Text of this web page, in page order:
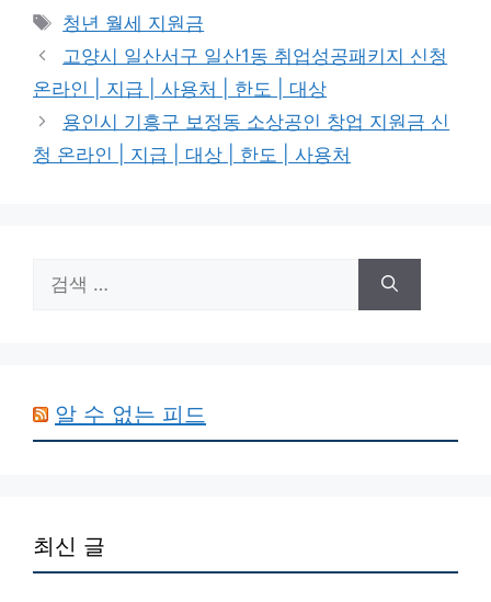
테
고
리
태
그
청년 월세 지원금
고양시 일산서구 일산1동 취업성공패키지 신청
온라인 | 지급 | 사용처 | 한도 | 대상
용인시 기흥구 보정동 소상공인 창업 지원금 신
청 온라인 | 지급 | 대상 | 한도 | 사용처
색:
알 수 없는 피드
최신 글